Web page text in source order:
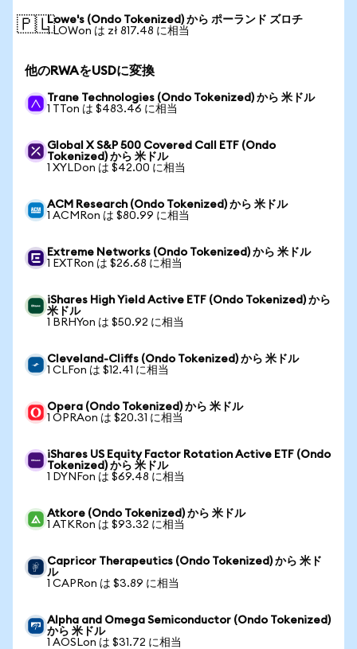
🇵🇱Lowe's (Ondo Tokenized) から ポーランド ズロチ
1 LOWon は zł 817.48 に相当
他のRWAをUSDに変換
Trane Technologies (Ondo Tokenized) から 米ドル
1 TTon は $483.46 に相当
Global X S&P 500 Covered Call ETF (Ondo
Tokenized) から 米ドル
1 XYLDon は $42.00 に相当
ACM Research (Ondo Tokenized) から 米ドル
1 ACMRon は $80.99 に相当
Extreme Networks (Ondo Tokenized) から 米ドル
1 EXTRon は $26.68 に相当
iShares High Yield Active ETF (Ondo Tokenized) から
米ドル
1 BRHYon は $50.92 に相当
Cleveland-Cliffs (Ondo Tokenized) から 米ドル
1 CLFon は $12.41 に相当
Opera (Ondo Tokenized) から 米ドル
1 OPRAon は $20.31 に相当
iShares US Equity Factor Rotation Active ETF (Ondo
Tokenized) から 米ドル
1 DYNFon は $69.48 に相当
Atkore (Ondo Tokenized) から 米ドル
1 ATKRon は $93.32 に相当
Capricor Therapeutics (Ondo Tokenized) から 米ド
ル
1 CAPRon は $3.89 に相当
Alpha and Omega Semiconductor (Ondo Tokenized)
から 米ドル
1 AOSLon は $31.72 に相当